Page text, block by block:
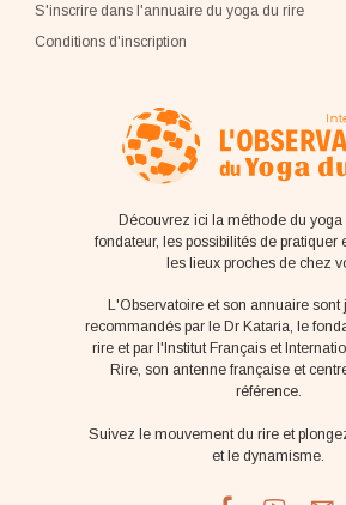
S'inscrire dans l'annuaire du yoga du rire
Conditions d'inscription
Découvrez ici la méthode du yoga
fondateur, les possibilités de pratiquer
les lieux proches de chez
L'Observatoire et son annuaire sont
recommandés par le Dr Kataria, le
rire et par l'Institut Français et
Rire, son antenne française et
référence.
Suivez le mouvement du rire et
et le dynamisme.